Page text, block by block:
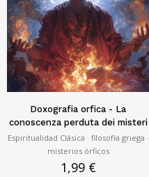
Doxografia orfica - La
conoscenza perduta dei misteri
Espiritualidad Clásica · filosofía griega ·
misterios órficos
1,99 €